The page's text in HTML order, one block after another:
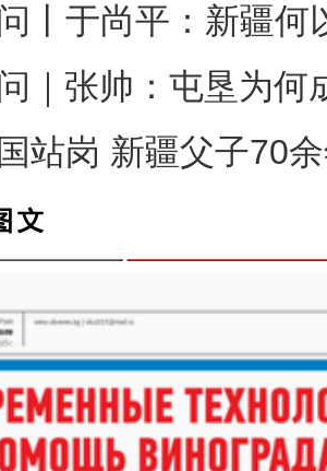
丨于尚平：新疆何
｜张帅：屯垦为何
站岗 新疆父子70